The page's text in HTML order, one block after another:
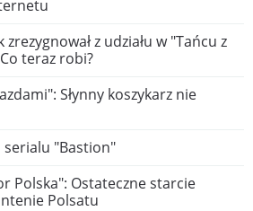
z udziału w "Tańcu z
teraz robi?
Słynny koszykarz nie
serialu "Bastion"
Polska": Ostateczne starcie
Polsatu